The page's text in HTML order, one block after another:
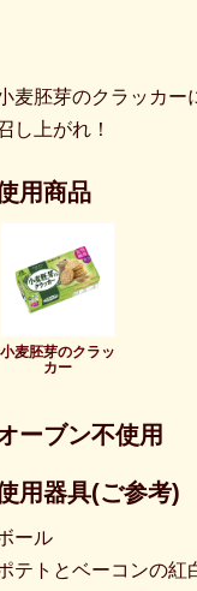
麦胚芽のクラッカー
し上がれ！
用商品
小麦胚芽のクラッ
カー
ーブン不使用
用器具(ご参考)
ール
テトとベーコンの紅